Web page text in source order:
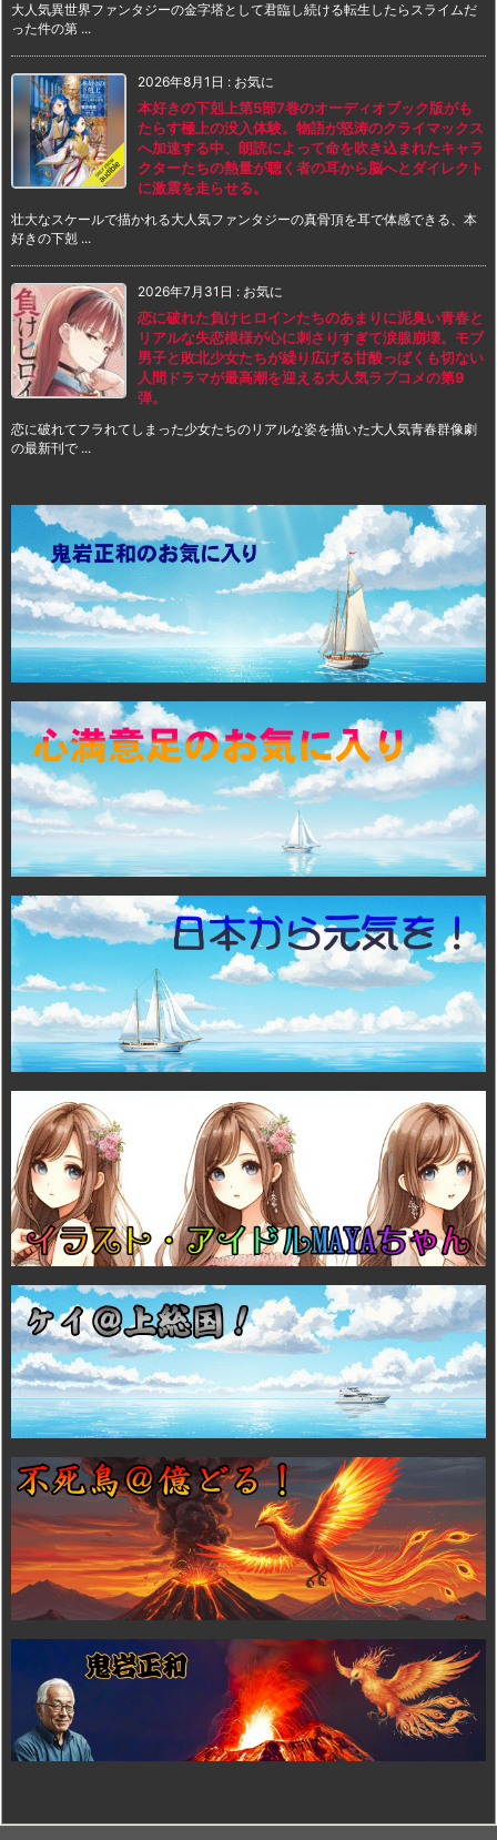
大人気異世界ファンタジーの金字塔として君臨し続ける転生したらスライムだ
った件の第 ...
2026年8月1日 : お気に
本好きの下剋上第5部7巻のオーディオブック版がも
たらす極上の没入体験。物語が怒涛のクライマックス
へ加速する中、朗読によって命を吹き込まれたキャラ
クターたちの熱量が聴く者の耳から脳へとダイレクト
に激震を走らせる。
壮大なスケールで描かれる大人気ファンタジーの真骨頂を耳で体感できる、本
好きの下剋 ...
2026年7月31日 : お気に
恋に破れた負けヒロインたちのあまりに泥臭い青春と
リアルな失恋模様が心に刺さりすぎて涙腺崩壊。モブ
男子と敗北少女たちが繰り広げる甘酸っぱくも切ない
人間ドラマが最高潮を迎える大人気ラブコメの第9
弾。
恋に破れてフラれてしまった少女たちのリアルな姿を描いた大人気青春群像劇
の最新刊で ...